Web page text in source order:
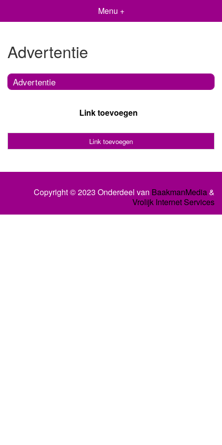
Menu +
Advertentie
Advertentie
Link toevoegen
Link toevoegen
Copyright © 2023 Onderdeel van BaakmanMedia&
Vrolijk Internet Services